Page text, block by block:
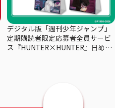
デジタル版「週刊少年ジャンプ」
定期購読者限定応募者全員サービ
ス『HUNTER×HUNTER』日めく